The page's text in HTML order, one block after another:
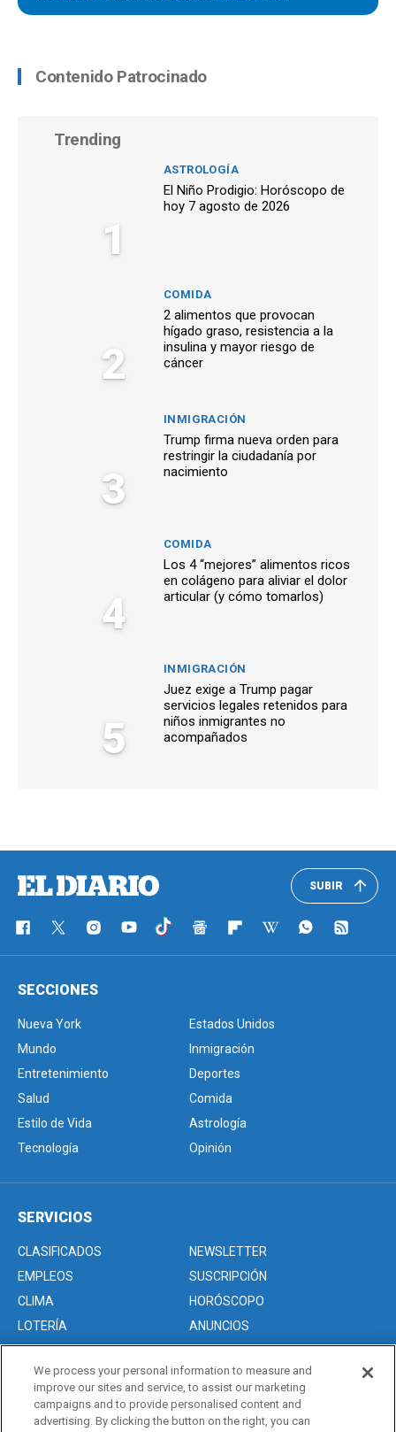
Contenido Patrocinado
Trending
1
ASTROLOGÍA
El Niño Prodigio: Horóscopo de
hoy 7 agosto de 2026
2
COMIDA
2 alimentos que provocan
hígado graso, resistencia a la
insulina y mayor riesgo de
cáncer
3
INMIGRACIÓN
Trump firma nueva orden para
restringir la ciudadanía por
nacimiento
4
COMIDA
Los 4 “mejores” alimentos ricos
en colágeno para aliviar el dolor
articular (y cómo tomarlos)
5
INMIGRACIÓN
Juez exige a Trump pagar
servicios legales retenidos para
niños inmigrantes no
acompañados
SUBIR
SECCIONES
Nueva York
Estados Unidos
Mundo
Inmigración
Entretenimiento
Deportes
Salud
Comida
Estilo de Vida
Astrología
Tecnología
Opinión
SERVICIOS
CLASIFICADOS
NEWSLETTER
EMPLEOS
SUSCRIPCIÓN
CLIMA
HORÓSCOPO
LOTERÍA
ANUNCIOS
Acerca de nosotros
Advertise with Us/Anuncios
We process your personal information to measure and
improve our sites and service, to assist our marketing
campaigns and to provide personalised content and
advertising. By clicking the button on the right, you can